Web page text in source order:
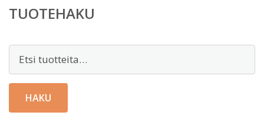
TUOTEHAKU
Etsi:
HAKU